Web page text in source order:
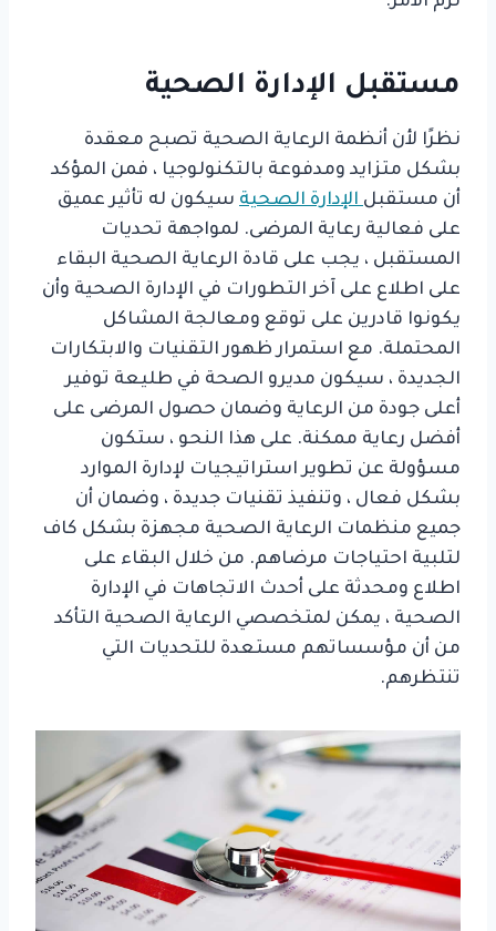
مستقبل الإدارة الصحية
نظرًا لأن أنظمة الرعاية الصحية تصبح معقدة
بشكل متزايد ومدفوعة بالتكنولوجيا ، فمن المؤكد
أن مستقبلالإدارة الصحية سيكون له تأثير عميق
على فعالية رعاية المرضى. لمواجهة تحديات
المستقبل ، يجب على قادة الرعاية الصحية البقاء
على اطلاع على آخر التطورات في الإدارة الصحية وأن
يكونوا قادرين على توقع ومعالجة المشاكل
المحتملة. مع استمرار ظهور التقنيات والابتكارات
الجديدة ، سيكون مديرو الصحة في طليعة توفير
أعلى جودة من الرعاية وضمان حصول المرضى على
أفضل رعاية ممكنة. على هذا النحو ، ستكون
مسؤولة عن تطوير استراتيجيات لإدارة الموارد
بشكل فعال ، وتنفيذ تقنيات جديدة ، وضمان أن
جميع منظمات الرعاية الصحية مجهزة بشكل كاف
لتلبية احتياجات مرضاهم. من خلال البقاء على
اطلاع ومحدثة على أحدث الاتجاهات في الإدارة
الصحية ، يمكن لمتخصصي الرعاية الصحية التأكد
من أن مؤسساتهم مستعدة للتحديات التي
تنتظرهم.